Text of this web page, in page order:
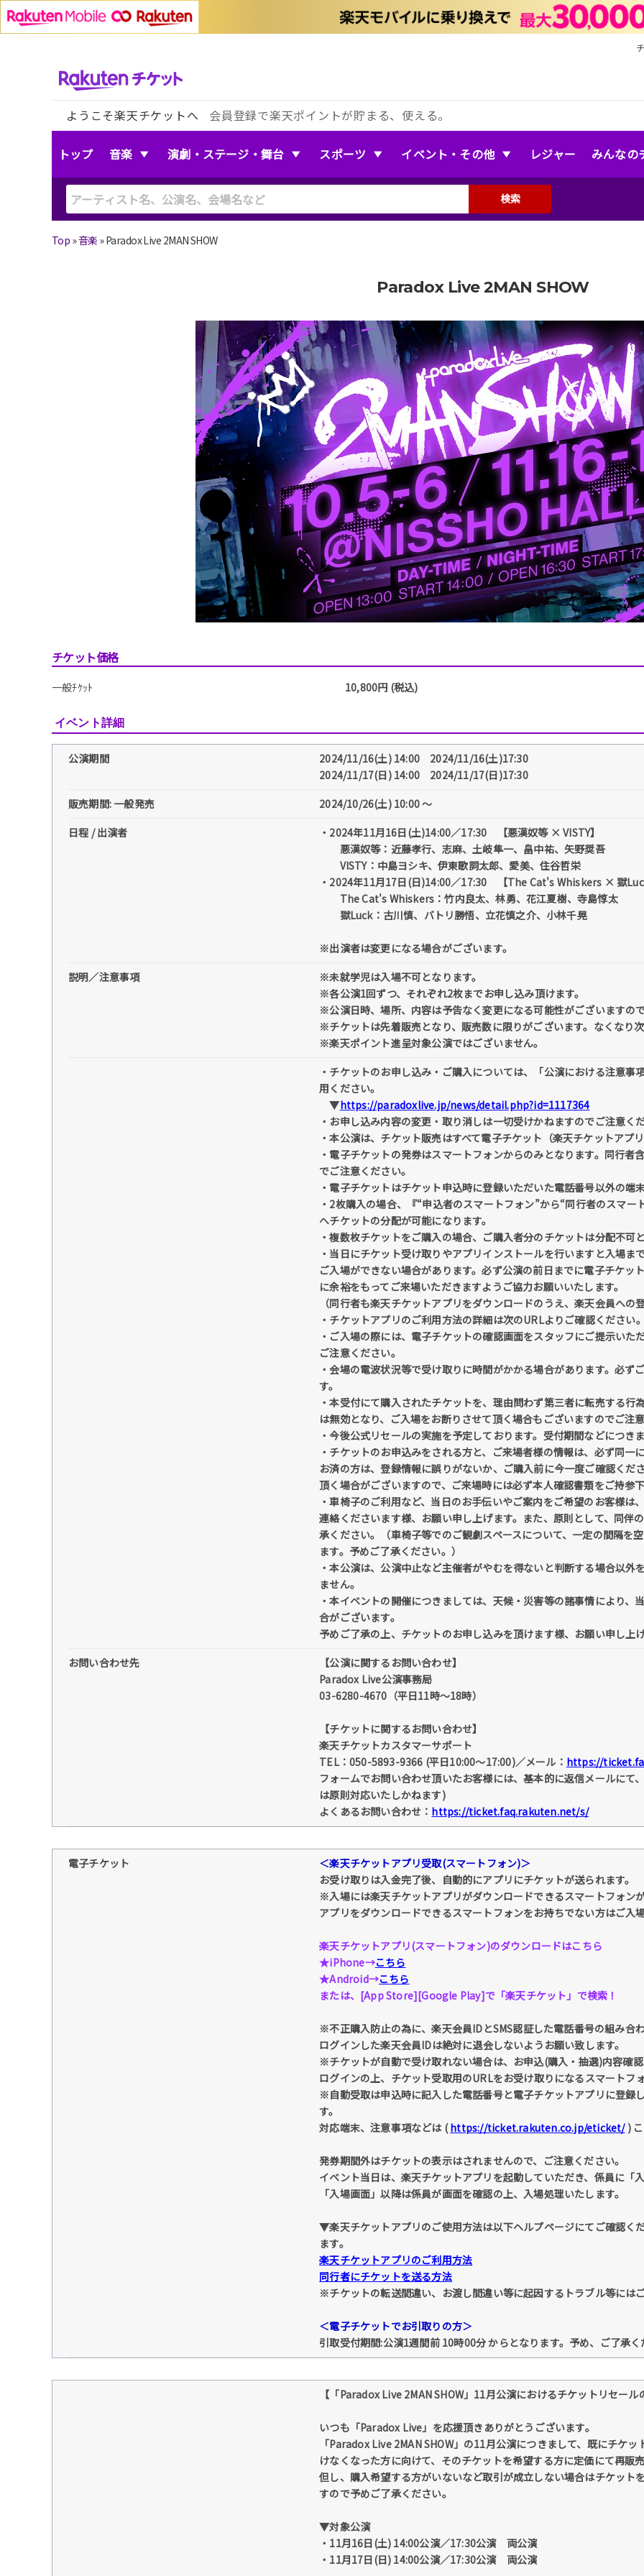
ようこそ楽天チケットへ 会員登録で楽天ポイントが貯まる、使える。
トップ 音楽 演劇・ステージ・舞台 スポーツ イベント・その他 レジャー みんなの
検索
Top »音楽 »Paradox Live 2MAN SHOW
Paradox Live 2MAN SHOW
チケット価格
一般ﾁｹｯﾄ 10,800円 (税込)
イベント詳細
公演期間
2024/11/16(土) 14:00 2024/11/16(土)17:30
2024/11/17(日) 14:00 2024/11/17(日)17:30
販売期間: 一般発売
2024/10/26(土) 10:00 〜
日程 / 出演者
・2024年11月16日(土)14:00／17:30 【悪漢奴等 × VISTY】
悪漢奴等：近藤孝行、志麻、土岐隼一、畠中祐、矢野奨吾
VISTY：中島ヨシキ、伊東歌詞太郎、愛美、住谷哲栄
・2024年11月17日(日)14:00／17:30 【The Cat's Whiskers × 獄
The Cat's Whiskers：竹内良太、林勇、花江夏樹、寺島惇太
獄Luck：古川慎、バトリ勝悟、立花慎之介、小林千晃
※出演者は変更になる場合がございます。
説明／注意事項
※未就学児は入場不可となります。
※各公演1回ずつ、それぞれ2枚までお申し込み頂けます。
※公演日時、場所、内容は予告なく変更になる可能性がございますの
※チケットは先着販売となり、販売数に限りがございます。なくなり
※楽天ポイント進呈対象公演ではございません。
・チケットのお申し込み・ご購入については、「公演における注意
用ください。
▼https://paradoxlive.jp/news/detail.php?id=1117364
・お申し込み内容の変更・取り消しは一切受けかねますのでご注意く
・本公演は、チケット販売はすべて電子チケット（楽天チケットアプ
・電子チケットの発券はスマートフォンからのみとなります。同行
でご注意ください。
・電子チケットはチケット申込時に登録いただいた電話番号以外の端
・2枚購入の場合、『“申込者のスマートフォン”から“同行者のスマ
へチケットの分配が可能になります。
・複数枚チケットをご購入の場合、ご購入者分のチケットは分配不可
・当日にチケット受け取りやアプリインストールを行いますと入場
ご入場ができない場合があります。必ず公演の前日までに電子チケッ
に余裕をもってご来場いただきますようご協力お願いいたします。
（同行者も楽天チケットアプリをダウンロードのうえ、楽天会員への
・チケットアプリのご利用方法の詳細は次のURLよりご確認ください
・ご入場の際には、電子チケットの確認画面をスタッフにご提示い
ご注意ください。
・会場の電波状況等で受け取りに時間がかかる場合があります。必
す。
・本受付にて購入されたチケットを、理由問わず第三者に転売する
は無効となり、ご入場をお断りさせて頂く場合もございますのでご注
・今後公式リセールの実施を予定しております。受付期間などにつき
・チケットのお申込みをされる方と、ご来場者様の情報は、必ず同
お済の方は、登録情報に誤りがないか、ご購入前に今一度ご確認くだ
頂く場合がございますので、ご来場時には必ず本人確認書類をご持参
・車椅子のご利用など、当日のお手伝いやご案内をご希望のお客様
連絡くださいます様、お願い申し上げます。また、原則として、同伴
承ください。（車椅子等でのご観劇スペースについて、一定の間隔を
ます。予めご了承ください。）
・本公演は、公演中止など主催者がやむを得ないと判断する場合以
ません。
・本イベントの開催につきましては、天候・災害等の諸事情により
合がございます。
予めご了承の上、チケットのお申し込みを頂けます様、お願い申し上
お問い合わせ先
【公演に関するお問い合わせ】
Paradox Live公演事務局
03-6280-4670（平日11時～18時）
【チケットに関するお問い合わせ】
楽天チケットカスタマーサポート
TEL：050-5893-9366 (平日10:00～17:00)／メール： https://
フォームでお問い合わせ頂いたお客様には、基本的に返信メールにて
は原則対応いたしかねます)
よくあるお問い合わせ： https://ticket.faq.rakuten.net/s/
電子チケット
＜楽天チケットアプリ受取(スマートフォン)＞
お受け取りは入金完了後、自動的にアプリにチケットが送られます。
※入場には楽天チケットアプリがダウンロードできるスマートフォン
アプリをダウンロードできるスマートフォンをお持ちでない方はご入
楽天チケットアプリ(スマートフォン)のダウンロードはこちら
★iPhone→こちら
★Android→こちら
または、[App Store][Google Play]で「楽天チケット」で検索！
※不正購入防止の為に、楽天会員IDとSMS認証した電話番号の組み合
ログインした楽天会員IDは絶対に退会しないようお願い致します。
※チケットが自動で受け取れない場合は、お申込(購入・抽選)内容確
ログインの上、チケット受取用のURLをお受け取りになるスマートフ
※自動受取は申込時に記入した電話番号と電子チケットアプリに登録
す。
対応端末、注意事項などは (https://ticket.rakuten.co.jp/eticket/)
発券期間外はチケットの表示はされませんので、ご注意ください。
イベント当日は、楽天チケットアプリを起動していただき、係員に「
「入場画面」以降は係員が画面を確認の上、入場処理いたします。
▼楽天チケットアプリのご使用方法は以下ヘルプページにてご確認く
ます。
楽天チケットアプリのご利用方法
同行者にチケットを送る方法
※チケットの転送間違い、お渡し間違い等に起因するトラブル等には
＜電子チケットでお引取りの方＞
引取受付期間:公演1週間前 10時00分 からとなります。予め、ご了承
【「Paradox Live 2MAN SHOW」11月公演におけるチケットリセール
いつも「Paradox Live」を応援頂きありがとうございます。
「Paradox Live 2MAN SHOW」の11月公演につきまして、既にチケ
けなくなった方に向けて、そのチケットを希望する方に定価にて再販
但し、購入希望する方がいないなど取引が成立しない場合はチケット
すので予めご了承ください。
▼対象公演
・11月16日(土) 14:00公演／17:30公演 両公演
・11月17日(日) 14:00公演／17:30公演 両公演